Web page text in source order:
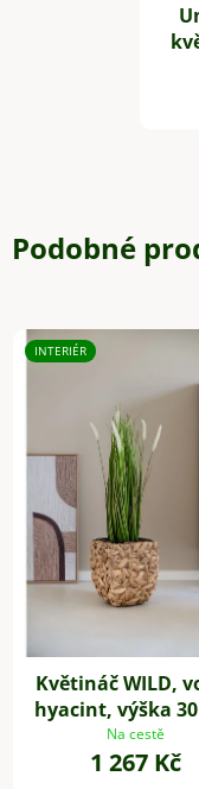
Podobné
INTERIÉR
Květináč WILD,
hyacint, výška 30
natur
Na cestě
1 267 Kč